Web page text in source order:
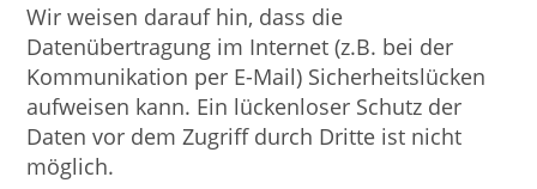
Wir weisen darauf hin, dass die
Datenübertragung im Internet (z.B. bei der
Kommunikation per E-Mail) Sicherheitslücken
aufweisen kann. Ein lückenloser Schutz der
Daten vor dem Zugriff durch Dritte ist nicht
möglich.